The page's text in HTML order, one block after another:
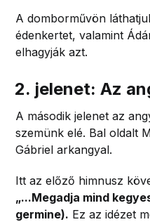
A domborművön
édenkertet, valamint
elhagyják azt.
2. jelenet: Az
A második jelenet az
szemünk elé. Bal oldalt
Gábriel arkangyal.
Itt az előző himnusz
„...Megadja mind
germine). Ez az idézet